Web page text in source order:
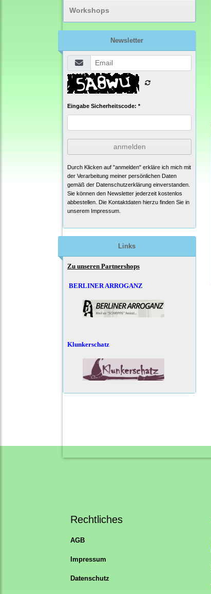
Workshops
Newsletter
Eingabe Sicherheitscode: *
anmelden
Durch Klicken auf "anmelden" erkläre ich mich mit
der Verarbeitung meiner persönlichen Daten
gemäß der Datenschutzerklärung einverstanden.
Sie können den Newsletter jederzeit kostenlos
abbestellen. Die Kontaktdaten hierzu finden Sie in
unserem Impressum.
Links
Zu unseren Partnershops
BERLINER ARROGANZ
Klunkerschatz
Rechtliches
AGB
Impressum
Datenschutz